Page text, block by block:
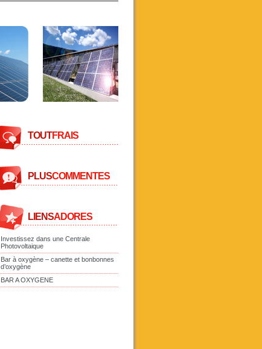
TOUTFRAIS
PLUSCOMMENTES
LIENSADORES
Investissez dans une Centrale
Photovoltaique
Bar à oxygène – canette et bonbonnes
d’oxygène
BAR A OXYGENE